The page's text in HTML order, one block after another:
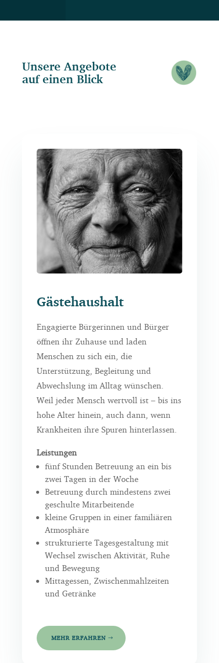
Unsere Angebote
auf einen Blick
Gästehaushalt
Engagierte Bürgerinnen und Bürger
öffnen ihr Zuhause und laden
Menschen zu sich ein, die
Unterstützung, Begleitung und
Abwechslung im Alltag wünschen.
Weil jeder Mensch wertvoll ist – bis ins
hohe Alter hinein, auch dann, wenn
Krankheiten ihre Spuren hinterlassen.
Leistungen
fünf Stunden Betreuung an ein bis
zwei Tagen in der Woche
Betreuung durch mindestens zwei
geschulte Mitarbeitende
kleine Gruppen in einer familiären
Atmosphäre
strukturierte Tagesgestaltung mit
Wechsel zwischen Aktivität, Ruhe
und Bewegung
Mittagessen, Zwischenmahlzeiten
und Getränke
MEHR ERFAHREN